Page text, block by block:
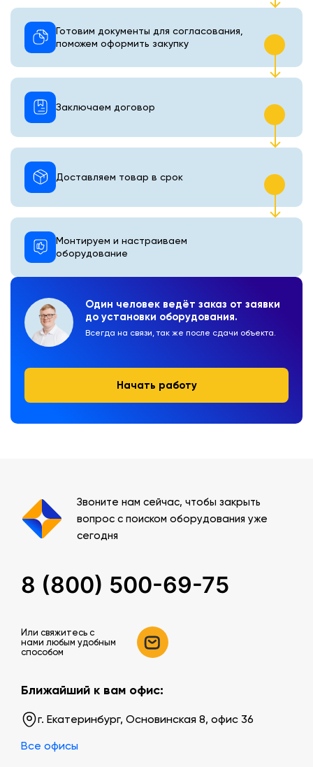
Один человек ведёт заказ от заявки
до установки оборудования.
Всегда на связи, так же после сдачи объекта.
Начать работу
Готовим документы для согласования,
поможем оформить закупку
Монтируем и настраиваем
оборудование
Доставляем товар в срок
Заключаем договор
Звоните нам сейчас, чтобы закрыть
вопрос с поиском оборудования уже
сегодня
8 (800) 500-69-75
Или свяжитесь c
нами любым удобным
способом
Ближайший к вам офис:
г. Екатеринбург, Основинская 8, офис 36
Все офисы